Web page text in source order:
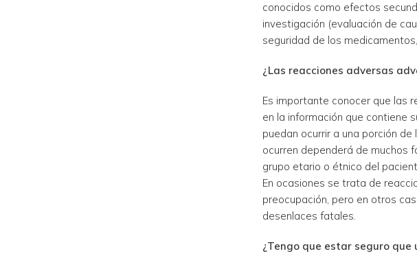
conocidos como efectos
investigación (evaluación de
seguridad de los
¿Las reacciones adversas
Es importante conocer que las
en la información que contiene
puedan ocurrir a una porción
ocurren dependerá de muchos
grupo etario o étnico del
En ocasiones se trata de
preocupación, pero en otros
desenlaces fatales.
¿Tengo que estar seguro que